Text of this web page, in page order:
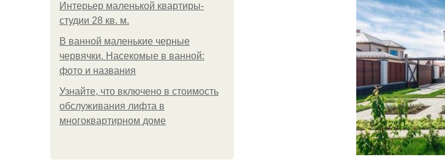
Интерьер маленькой квартиры-
студии 28 кв. м.
В ванной маленькие черные
червячки. Насекомые в ванной:
фото и названия
Узнайте, что включено в стоимость
обслуживания лифта в
многоквартирном доме